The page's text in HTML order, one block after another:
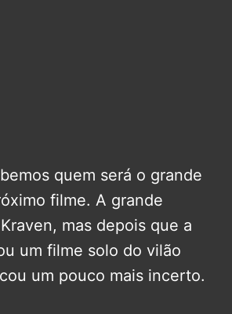
quem será o grande
filme. A grande
mas depois que a
um filme solo do vilão
um pouco mais incerto.